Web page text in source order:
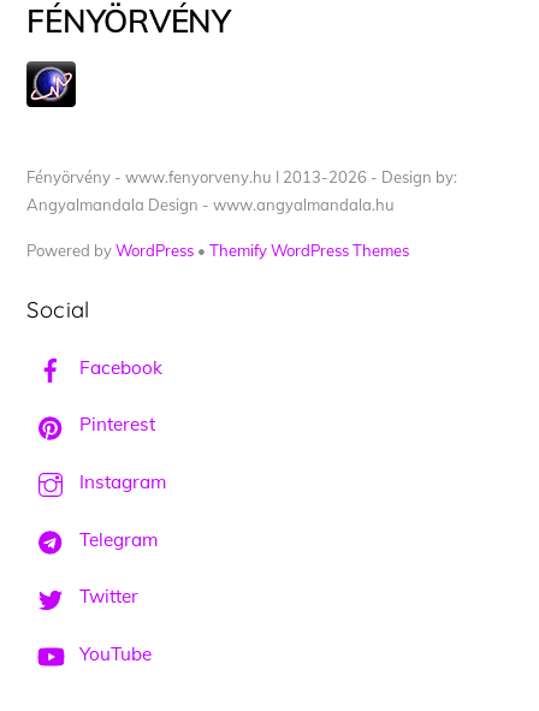
FÉNYÖRVÉNY
Fényörvény - www.fenyorveny.hu I 2013-2026 - Design by:
Angyalmandala Design - www.angyalmandala.hu
Powered byWordPress •Themify WordPress Themes
Social
Facebook
Pinterest
Instagram
Telegram
Twitter
YouTube